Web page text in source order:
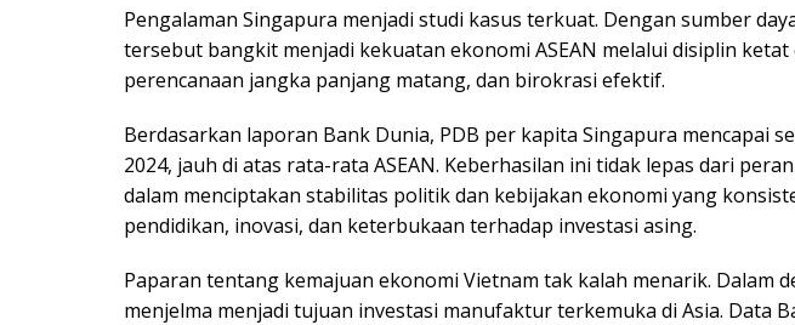
Pengalaman Singapura menjadi studi kasus terkuat. Dengan sumber
tersebut bangkit menjadi kekuatan ekonomi ASEAN melalui disiplin ketat
perencanaan jangka panjang matang, dan birokrasi efektif.
Berdasarkan laporan Bank Dunia, PDB per kapita Singapura mencapai
2024, jauh di atas rata-rata ASEAN. Keberhasilan ini tidak lepas dari
dalam menciptakan stabilitas politik dan kebijakan ekonomi yang
pendidikan, inovasi, dan keterbukaan terhadap investasi asing.
Paparan tentang kemajuan ekonomi Vietnam tak kalah menarik. Dalam
menjelma menjadi tujuan investasi manufaktur terkemuka di Asia. Data